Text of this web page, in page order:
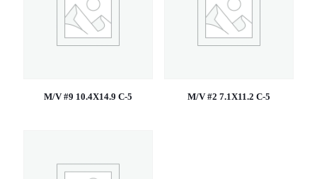
M/V #9 10.4X14.9 C-5 M/V #2 7.1X11.2 C-5